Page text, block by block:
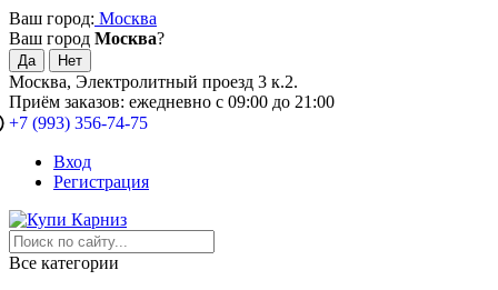
Ваш город: Москва
Ваш город Москва?
Москва, Электролитный проезд 3 к.2.
Приём заказов: ежедневно с 09:00 до 21:00
+7 (993) 356-74-75
Вход
Регистрация
Все категории